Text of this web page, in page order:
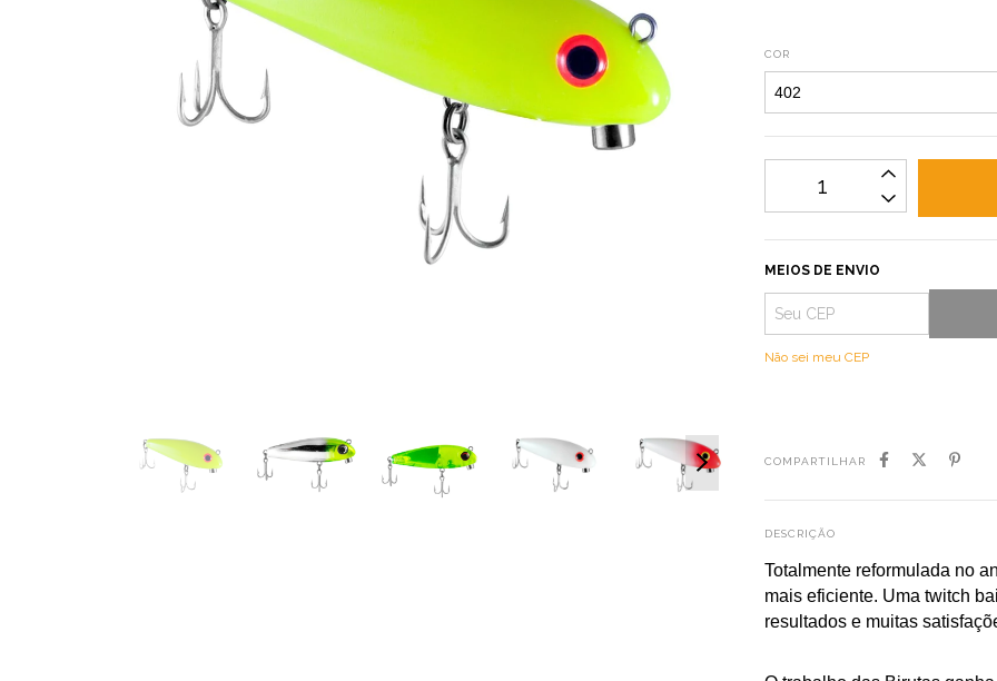
COR
MEIOS DE ENVIO
Não sei meu CEP
COMPARTILHAR
DESCRIÇÃO
Totalmente reformulada no
mais eficiente. Uma twitch
resultados e muitas